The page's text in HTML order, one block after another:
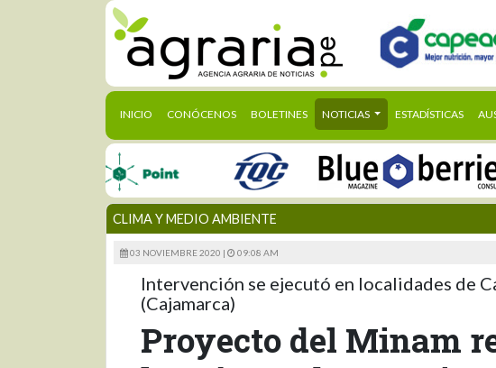
INICIO (CURRENT)
CONÓCENOS BOLETINES NOTICIAS ESTADÍSTICAS
CLIMA Y MEDIO AMBIENTE
03 NOVIEMBRE 2020 | 09:08 AM
Intervención se ejecutó en localidades de
(Cajamarca)
Proyecto del Minam